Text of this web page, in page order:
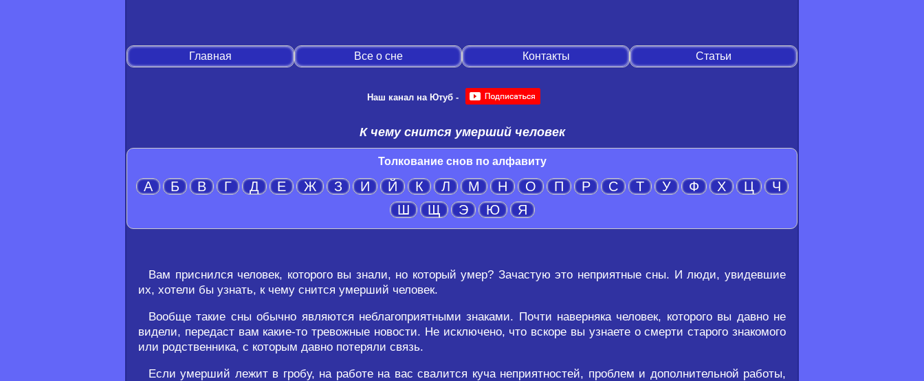
Главная Все о сне Контакты Статьи
Наш канал на Ютуб -
К чему снится умерший человек
Толкование снов по алфавиту
А Б В Г Д Е Ж З И Й К Л М Н О П Р С Т У Ф Х Ц
Ч
Ш
Щ Э Ю Я
Вам приснился человек, которого вы знали, но который умер? Зачастую это неприятные сны. И люди, увидевшие
их, хотели бы узнать, к чему снится умерший человек.
Вообще такие сны обычно являются неблагоприятными знаками. Почти наверняка человек, которого вы давно не
видели, передаст вам какие-то тревожные новости. Не исключено, что вскоре вы узнаете о смерти старого знакомого
или родственника, с которым давно потеряли связь.
Если умерший лежит в гробу, на работе на вас свалится куча неприятностей, проблем и дополнительной работы,